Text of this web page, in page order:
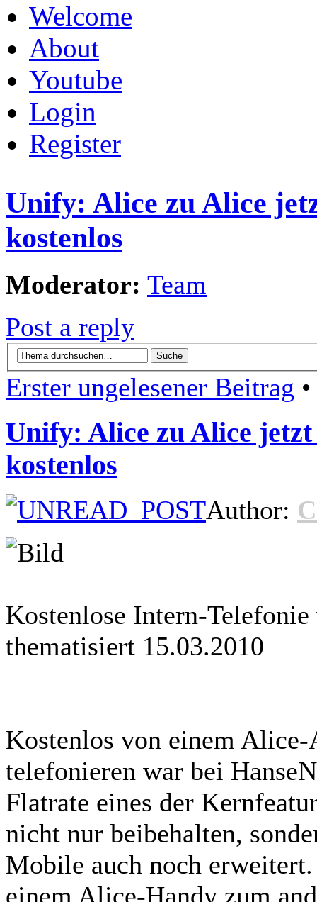
Welcome
About
Youtube
Login
Register
Unify: Alice zu Alice
kostenlos
Moderator: Team
Post a reply
Erster ungelesener Beitrag
Unify: Alice zu Alice
kostenlos
Author:
Kostenlose Intern-
thematisiert 15.03.2010
Kostenlos von einem Alice-
telefonieren war bei
Flatrate eines der
nicht nur beibehalten,
Mobile auch noch
einem Alice-Handy zum